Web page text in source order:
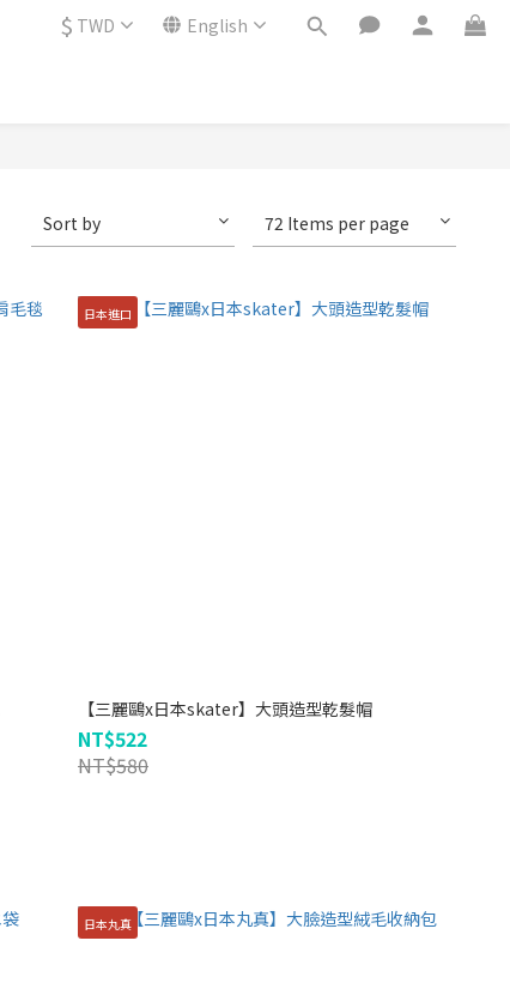
$ TWD English
Sort by 72 Items per page
日本進口
【三麗鷗x日本skater】大頭造型乾髮帽
NT$522
NT$580
日本丸真